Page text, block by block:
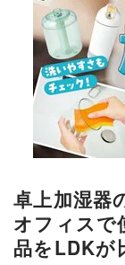
卓上加湿器
オフィスで
品をLDKが